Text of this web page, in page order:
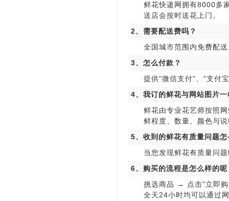
鲜花快递网拥有8000多
送店会按时送花上门。
2、需要配送费吗？
全国城市范围内免费配
3、怎么付款？
提供"微信支付"、"支付
4、我订的鲜花与网站图片
鲜花由专业花艺师按照
鲜程度、数量、颜色与
5、收到的鲜花有质量问题
当您发现鲜花有质量问
6、购买的流程是怎么样的呢
挑选商品 → 点击"立即
全天24小时均可以通过